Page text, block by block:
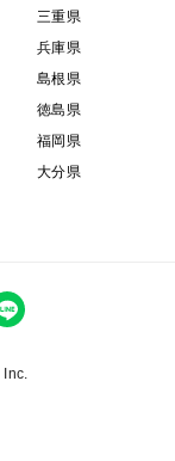
三重県
兵庫県
島根県
徳島県
福岡県
大分県